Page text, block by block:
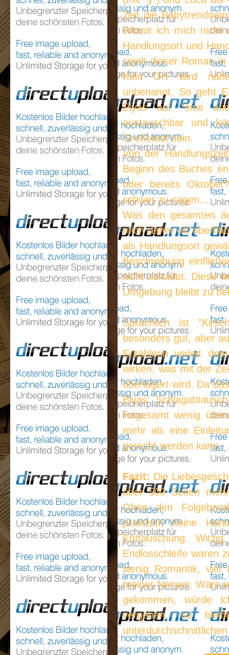
Zeit die
Womit ich mich nicht
Handlungsort und
spielt dieser Roman
Kein Ort wird
unbenannt. So geht
Elyas auf ‟eine
austauschbar und
Großstadt sein.
Von der
Beginn des Buches
oder bereits
schwer zu sagen...
Was den gesamten
mich daher oft
als Handlungsort
Beschreibung
nicht schadet. Diese
Umgebung bleibt zu
Sprachlich ist
besonders gut, aber
Erzählerin verleit
wirken, was mit der
überlagert wird. Da
Elyas'
insgesamt wenig
mehr als eine
gerecht werden kann.
Fazit: Die
über 500 Seiten
Ohne den
praktisch keine
Enttäuschung.
Endlosschleife waren
wenig Romantik,
meiner Nerven. Wäre
gekommen, würde
vergeben, so